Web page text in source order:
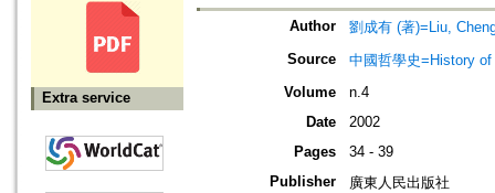
Extra service
Author
劉成有 (著)=Liu,
Source
中國哲學史=History
Volume
n.4
Date
2002
Pages
34 - 39
Publisher
廣東人民出版社